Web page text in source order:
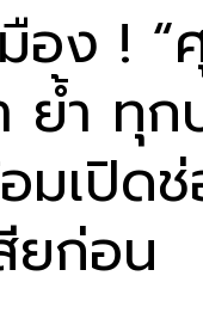
อง ! “
ำ ทุก
มเปิด
ยก่อน